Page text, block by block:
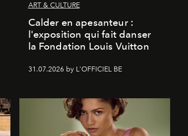
ART & CULTURE
Calder en apesanteur :
l'exposition qui fait danser
la Fondation Louis Vuitton
31.07.2026 by L'OFFICIEL BE